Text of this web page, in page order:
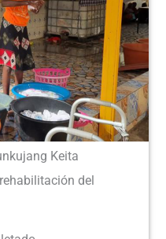
Keita
del